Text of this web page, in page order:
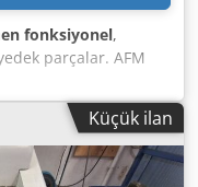
fonksiyonel,
parçalar. AFM
AVIA Warszawa,
Dcodpfjum Ixxox
üzere, Polonya
TUM 25, TUM
50, TUR 63, TUR
Küçük ilan